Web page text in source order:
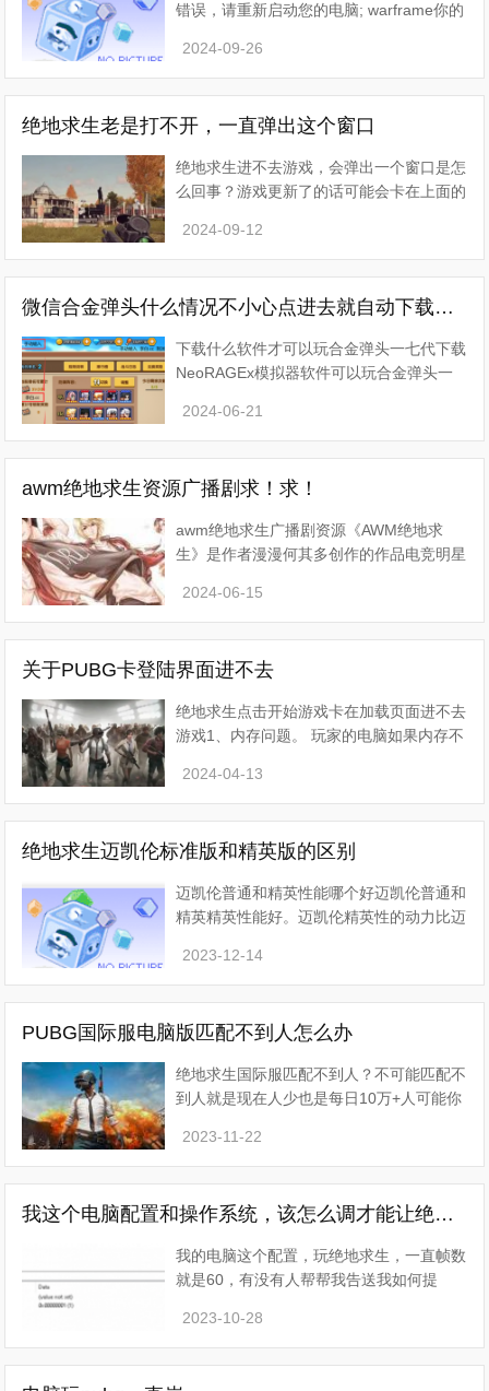
错误，请重新启动您的电脑; warframe你的
卡，如果是N卡的话是不会有这个问题的，
显卡型号太老达不到
2024-09-26
绝地求生老是打不开，一直弹出这个窗口
绝地求生进不去游戏，会弹出一个窗口是怎
么回事？游戏更新了的话可能会卡在上面的
点开始菜单，点运行，输入CMD回车。在
命令提示框内输入netsh
2024-09-12
微信合金弹头什么情况不小心点进去就自动下载安装干嘛流氓软件啊
下载什么软件才可以玩合金弹头一七代下载
NeoRAGEx模拟器软件可以玩合金弹头一
1、下载并安装NeoRAGEx模拟器软件，可
以在一些游戏网站或者软件下载站上搜索下
2024-06-21
awm绝地求生资源广播剧求！求！
awm绝地求生广播剧资源《AWM绝地求
生》是作者漫漫何其多创作的作品电竞明星
将不死，薪火相传！ 电竞明星大神祁醉帮
助外冷内热的孤僻队员
2024-06-15
关于PUBG卡登陆界面进不去
绝地求生点击开始游戏卡在加载页面进不去
游戏1、内存问题。 玩家的电脑如果内存不
致直接卡死。2、网络问题。 由于游戏是一
款需要实时联
2024-04-13
绝地求生迈凯伦标准版和精英版的区别
迈凯伦普通和精英性能哪个好迈凯伦普通和
精英精英性能好。迈凯伦精英性的动力比迈
比迈凯伦普通好。迈凯轮优点在于它属于高
性能超跑，迈
2023-12-14
PUBG国际服电脑版匹配不到人怎么办
绝地求生国际服匹配不到人？不可能匹配不
到人就是现在人少也是每日10万+人可能你
激战场匹配失败怎么办绝地求生刺激战场腾
讯版
2023-11-22
我这个电脑配置和操作系统，该怎么调才能让绝地求生的fps提高呢
我的电脑这个配置，玩绝地求生，一直帧数
就是60，有没有人帮帮我告送我如何提
法超过60，应该是打开了垂直同步。 垂直
同步的作用是强制锁定游戏
2023-10-28